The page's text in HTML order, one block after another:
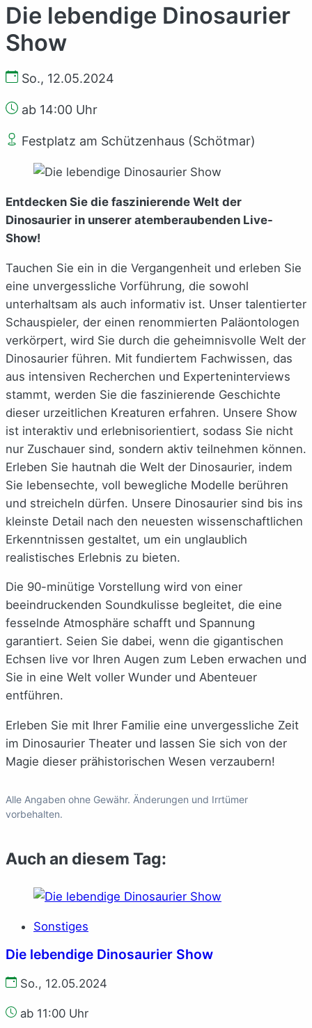
Die lebendige Dinosaurier
Show
So., 12.05.2024
ab 14:00 Uhr
Festplatz am Schützenhaus (Schötmar)
Entdecken Sie die faszinierende Welt der
Dinosaurier in unserer atemberaubenden Live-
Show!
Tauchen Sie ein in die Vergangenheit und erleben Sie
eine unvergessliche Vorführung, die sowohl
unterhaltsam als auch informativ ist. Unser talentierter
Schauspieler, der einen renommierten Paläontologen
verkörpert, wird Sie durch die geheimnisvolle Welt der
Dinosaurier führen. Mit fundiertem Fachwissen, das
aus intensiven Recherchen und Experteninterviews
stammt, werden Sie die faszinierende Geschichte
dieser urzeitlichen Kreaturen erfahren. Unsere Show
ist interaktiv und erlebnisorientiert, sodass Sie nicht
nur Zuschauer sind, sondern aktiv teilnehmen können.
Erleben Sie hautnah die Welt der Dinosaurier, indem
Sie lebensechte, voll bewegliche Modelle berühren
und streicheln dürfen. Unsere Dinosaurier sind bis ins
kleinste Detail nach den neuesten wissenschaftlichen
Erkenntnissen gestaltet, um ein unglaublich
realistisches Erlebnis zu bieten.
Die 90-minütige Vorstellung wird von einer
beeindruckenden Soundkulisse begleitet, die eine
fesselnde Atmosphäre schafft und Spannung
garantiert. Seien Sie dabei, wenn die gigantischen
Echsen live vor Ihren Augen zum Leben erwachen und
Sie in eine Welt voller Wunder und Abenteuer
entführen.
Erleben Sie mit Ihrer Familie eine unvergessliche Zeit
im Dinosaurier Theater und lassen Sie sich von der
Magie dieser prähistorischen Wesen verzaubern!
Alle Angaben ohne Gewähr. Änderungen und Irrtümer
vorbehalten.
Auch an diesem Tag:
Sonstiges
Die lebendige Dinosaurier Show
So., 12.05.2024
ab 11:00 Uhr